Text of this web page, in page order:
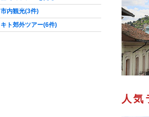
人気
市内観光(3件)
キト郊外ツアー(6件)